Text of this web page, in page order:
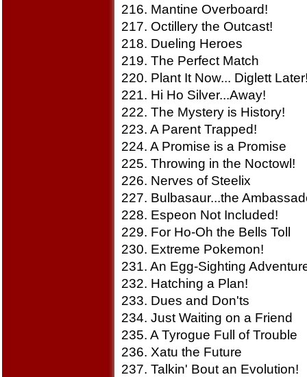
216. Mantine Overboard!
217. Octillery the Outcast!
218. Dueling Heroes
219. The Perfect Match
220. Plant It Now... Diglett
221. Hi Ho Silver...Away!
222. The Mystery is History!
223. A Parent Trapped!
224. A Promise is a Promise
225. Throwing in the Noctowl!
226. Nerves of Steelix
227. Bulbasaur...the
228. Espeon Not Included!
229. For Ho-Oh the Bells Toll
230. Extreme Pokemon!
231. An Egg-Sighting
232. Hatching a Plan!
233. Dues and Don'ts
234. Just Waiting on a Friend
235. A Tyrogue Full of Trouble
236. Xatu the Future
237. Talkin' Bout an Evolution!